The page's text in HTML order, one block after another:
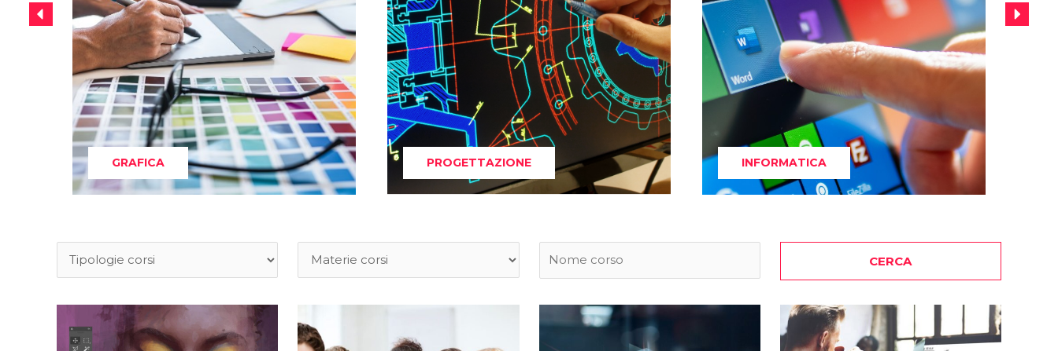
GRAFICA PROGETTAZIONE INFORMATICA